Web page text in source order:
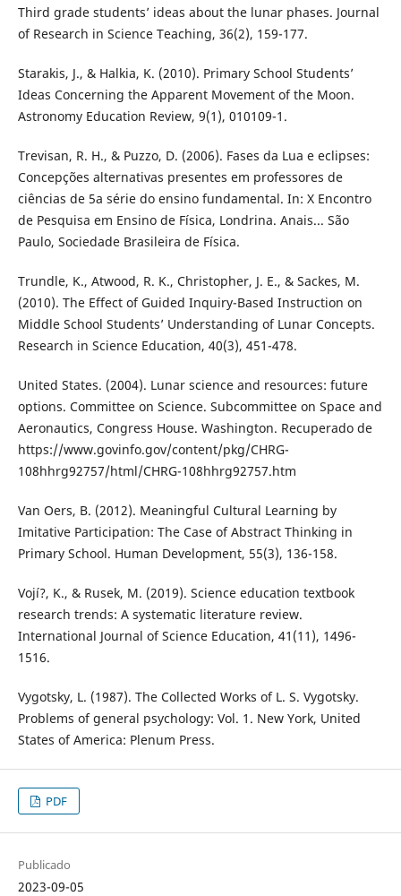
Third grade students’ ideas about the lunar phases. Journal
of Research in Science Teaching, 36(2), 159-177.
Starakis, J., & Halkia, K. (2010). Primary School Students’
Ideas Concerning the Apparent Movement of the Moon.
Astronomy Education Review, 9(1), 010109-1.
Trevisan, R. H., & Puzzo, D. (2006). Fases da Lua e eclipses:
Concepções alternativas presentes em professores de
ciências de 5a série do ensino fundamental. In: X Encontro
de Pesquisa em Ensino de Física, Londrina. Anais... São
Paulo, Sociedade Brasileira de Física.
Trundle, K., Atwood, R. K., Christopher, J. E., & Sackes, M.
(2010). The Effect of Guided Inquiry-Based Instruction on
Middle School Students’ Understanding of Lunar Concepts.
Research in Science Education, 40(3), 451-478.
United States. (2004). Lunar science and resources: future
options. Committee on Science. Subcommittee on Space and
Aeronautics, Congress House. Washington. Recuperado de
https://www.govinfo.gov/content/pkg/CHRG-
108hhrg92757/html/CHRG-108hhrg92757.htm
Van Oers, B. (2012). Meaningful Cultural Learning by
Imitative Participation: The Case of Abstract Thinking in
Primary School. Human Development, 55(3), 136-158.
Vojí?, K., & Rusek, M. (2019). Science education textbook
research trends: A systematic literature review.
International Journal of Science Education, 41(11), 1496-
1516.
Vygotsky, L. (1987). The Collected Works of L. S. Vygotsky.
Problems of general psychology: Vol. 1. New York, United
States of America: Plenum Press.
PDF
Publicado
2023-09-05